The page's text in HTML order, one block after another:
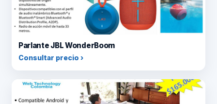
Parlante JBL WonderBoom
Consultar precio ›